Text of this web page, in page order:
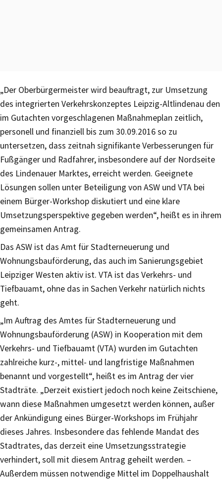
„Der Oberbürgermeister wird beauftragt, zur Umsetzung
des integrierten Verkehrskonzeptes Leipzig-Altlindenau den
im Gutachten vorgeschlagenen Maßnahmeplan zeitlich,
personell und finanziell bis zum 30.09.2016 so zu
untersetzen, dass zeitnah signifikante Verbesserungen für
Fußgänger und Radfahrer, insbesondere auf der Nordseite
des Lindenauer Marktes, erreicht werden. Geeignete
Lösungen sollen unter Beteiligung von ASW und VTA bei
einem Bürger-Workshop diskutiert und eine klare
Umsetzungsperspektive gegeben werden“, heißt es in ihrem
gemeinsamen Antrag.
Das ASW ist das Amt für Stadterneuerung und
Wohnungsbauförderung, das auch im Sanierungsgebiet
Leipziger Westen aktiv ist. VTA ist das Verkehrs- und
Tiefbauamt, ohne das in Sachen Verkehr natürlich nichts
geht.
„Im Auftrag des Amtes für Stadterneuerung und
Wohnungsbauförderung (ASW) in Kooperation mit dem
Verkehrs- und Tiefbauamt (VTA) wurden im Gutachten
zahlreiche kurz-, mittel- und langfristige Maßnahmen
benannt und vorgestellt“, heißt es im Antrag der vier
Stadträte. „Derzeit existiert jedoch noch keine Zeitschiene,
wann diese Maßnahmen umgesetzt werden können, außer
der Ankündigung eines Bürger-Workshops im Frühjahr
dieses Jahres. Insbesondere das fehlende Mandat des
Stadtrates, das derzeit eine Umsetzungsstrategie
verhindert, soll mit diesem Antrag geheilt werden. –
Außerdem müssen notwendige Mittel im Doppelhaushalt